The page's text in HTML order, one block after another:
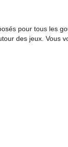
pour tous les
des jeux. Vous